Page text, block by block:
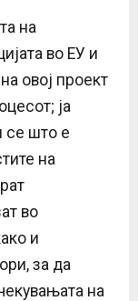
на
во ЕУ и
овој проект
ја
се што е
на
во
и
за да
на